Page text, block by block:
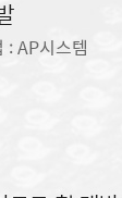
: AP시스템